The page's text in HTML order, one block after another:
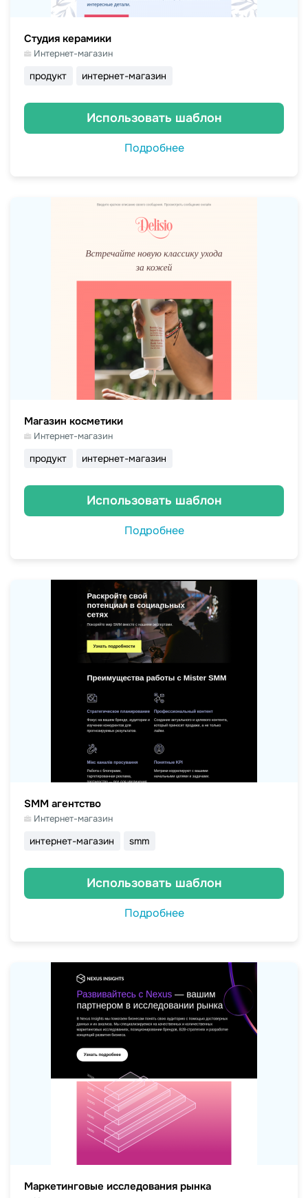
Студия керамики
Интернет-магазин
продукт интернет-магазин
Использовать шаблон
Подробнее
Магазин косметики
Интернет-магазин
продукт интернет-магазин
Использовать шаблон
Подробнее
SMM агентство
Интернет-магазин
интернет-магазин smm
Использовать шаблон
Подробнее
Маркетинговые исследования рынка